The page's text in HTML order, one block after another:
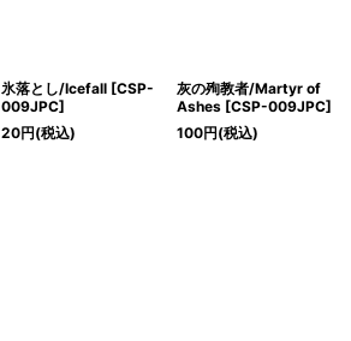
氷落とし/Icefall [CSP-
009JPC]
20円(税込)
灰の殉教者/Martyr of
Ashes [CSP-009JPC]
100円(税込)